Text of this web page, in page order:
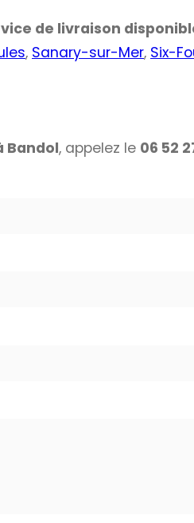
de livraison
, Sanary-sur-Mer, Six-
Bandol, appelez le 06 52